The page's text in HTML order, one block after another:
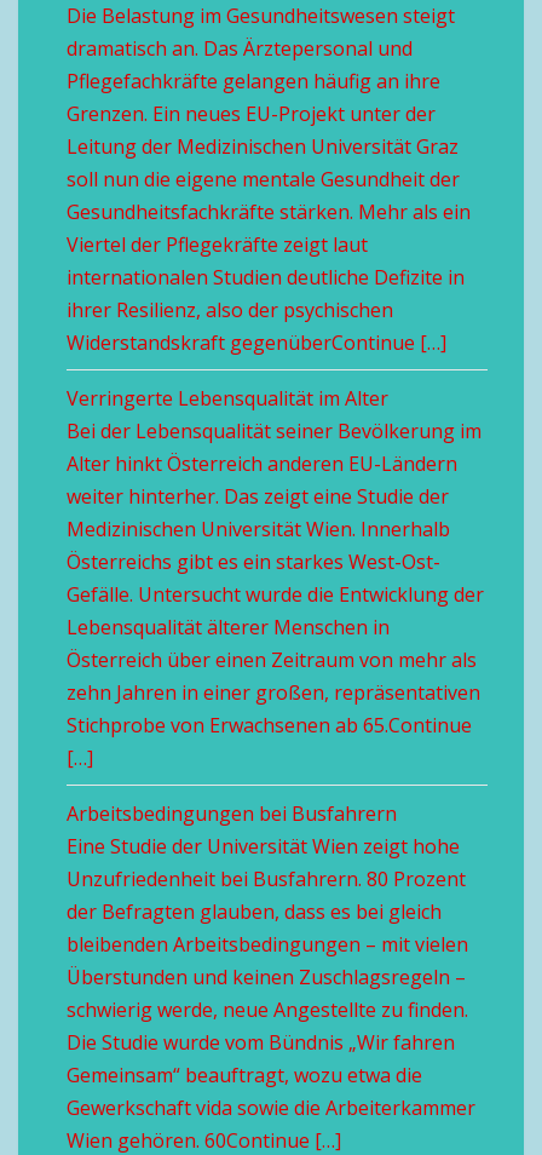
Die Belastung im Gesundheitswesen steigt
dramatisch an. Das Ärztepersonal und
Pflegefachkräfte gelangen häufig an ihre
Grenzen. Ein neues EU-Projekt unter der
Leitung der Medizinischen Universität Graz
soll nun die eigene mentale Gesundheit der
Gesundheitsfachkräfte stärken. Mehr als ein
Viertel der Pflegekräfte zeigt laut
internationalen Studien deutliche Defizite in
ihrer Resilienz, also der psychischen
Widerstandskraft gegenüberContinue […]
Verringerte Lebensqualität im Alter
Bei der Lebensqualität seiner Bevölkerung im
Alter hinkt Österreich anderen EU-Ländern
weiter hinterher. Das zeigt eine Studie der
Medizinischen Universität Wien. Innerhalb
Österreichs gibt es ein starkes West-Ost-
Gefälle. Untersucht wurde die Entwicklung der
Lebensqualität älterer Menschen in
Österreich über einen Zeitraum von mehr als
zehn Jahren in einer großen, repräsentativen
Stichprobe von Erwachsenen ab 65.Continue
[…]
Arbeitsbedingungen bei Busfahrern
Eine Studie der Universität Wien zeigt hohe
Unzufriedenheit bei Busfahrern. 80 Prozent
der Befragten glauben, dass es bei gleich
bleibenden Arbeitsbedingungen – mit vielen
Überstunden und keinen Zuschlagsregeln –
schwierig werde, neue Angestellte zu finden.
Die Studie wurde vom Bündnis „Wir fahren
Gemeinsam“ beauftragt, wozu etwa die
Gewerkschaft vida sowie die Arbeiterkammer
Wien gehören. 60Continue […]